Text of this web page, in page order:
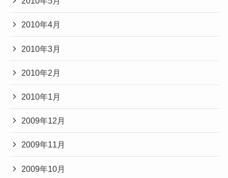
2010年4月
2010年3月
2010年2月
2010年1月
2009年12月
2009年11月
2009年10月